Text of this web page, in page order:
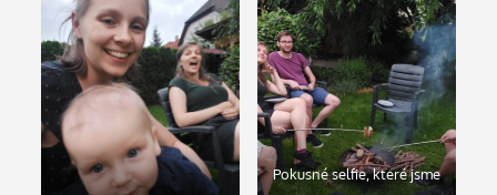
Pokusné selfie, které jsme